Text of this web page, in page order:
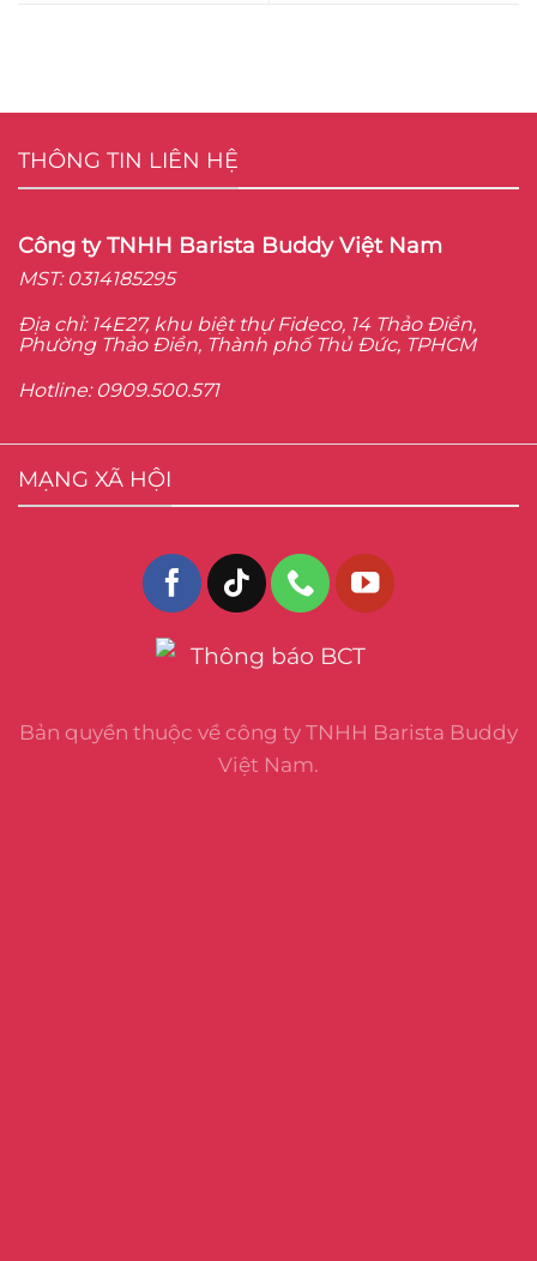
THÔNG TIN LIÊN HỆ
Công ty TNHH Barista Buddy Việt Nam
MST: 0314185295
Địa chỉ: 14E27, khu biệt thự Fideco, 14 Thảo Điền,
Phường Thảo Điền, Thành phố Thủ Đức, TPHCM
Hotline: 0909.500.571
MẠNG XÃ HỘI
Bản quyền thuộc về công ty TNHH Barista Buddy
Việt Nam.